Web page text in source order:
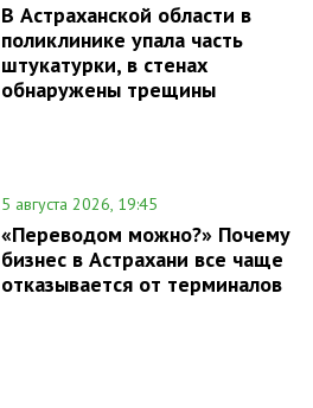
В Астраханской области в
поликлинике упала часть
штукатурки, в стенах
обнаружены трещины
5 августа 2026, 19:45
«Переводом можно?» Почему
бизнес в Астрахани все чаще
отказывается от терминалов